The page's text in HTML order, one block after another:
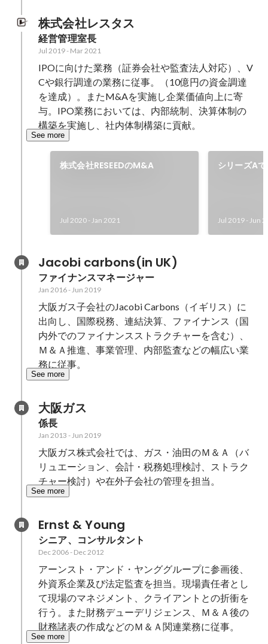
株式会社レスタス
経営管理室長
Jul 2019- Mar 2021
IPOに向けた業務（証券会社や監査法人対応）、V
Cや銀行調達の業務に従事。（10億円の資金調達
を達成）。またM&Aを実施し企業価値向上に寄
与。IPO業務においては、内部統制、決算体制の
構築を実施し、社内体制構築に貢献。
See more
株式会社RESEEDのM&A
Jul 2020 -Jan 2021
シリーズA
Jul 2019 -Jun
Jacobi carbons(in UK)
ファイナンスマネージャー
Jan 2016-Jun 2019
大阪ガス子会社のJacobi Carbons（イギリス）に
出向し、国際税務、連結決算、ファイナンス（国
内外でのファイナンスストラクチャーを含む）、
Ｍ＆Ａ推進、事業管理、内部監査などの幅広い業
務に従事。
See more
大阪ガス
係長
Jan 2013 -Jun 2019
大阪ガス株式会社では、ガス・油田のＭ＆Ａ（バ
リュエーション、会計・税務処理検討、ストラク
チャー検討）や在外子会社の管理を担当。
See more
Ernst & Young
シニア、コンサルタント
Dec 2006- Dec 2012
アーンスト・アンド・ヤンググループに参画後、
外資系企業及び法定監査を担当。現場責任者とし
て現場のマネジメント、クライアントとの折衝を
行う。また財務デューデリジェンス、Ｍ＆Ａ後の
財務諸表の作成などのＭ＆Ａ関連業務に従事。
See more